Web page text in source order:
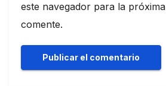
este navegador para la
comente.